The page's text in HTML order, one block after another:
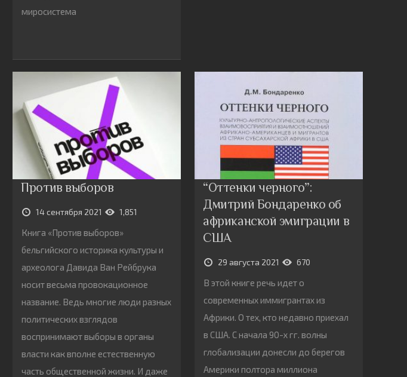
миросистема
Против выборов
14 сентября 2021 1,851
Книга «Против выборов»
бельгийского историка культуры и
археолога Давида Ван Рейбрука
носит весьма провокационное
название. Ведь многие люди разных
политических взглядов
воспринимают выборы в органы
власти как вполне естественную
часть общественной жизни. И даже
“Оттенки черного”:
Дмитрий Бондаренко об
африканской эмиграции в
США
29 августа 2021 670
В этой книге речь идет о
современных иммигрантах из
Африки. О тех, кто недавно приехал
в США. С начала 90-х гг. волны
глобализации донесли до берегов
Америки полтора миллиона